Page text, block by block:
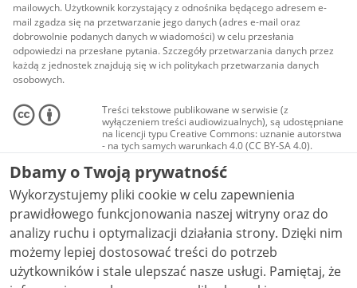
mailowych. Użytkownik korzystający z odnośnika będącego adresem e-
mail zgadza się na przetwarzanie jego danych (adres e-mail oraz
dobrowolnie podanych danych w wiadomości) w celu przesłania
odpowiedzi na przesłane pytania. Szczegóły przetwarzania danych przez
każdą z jednostek znajdują się w ich politykach przetwarzania danych
osobowych.
Treści tekstowe publikowane w serwisie (z
wyłączeniem treści audiowizualnych), są udostępniane
na licencji typu Creative Commons: uznanie autorstwa
- na tych samych warunkach 4.0 (CC BY-SA 4.0).
Materiały audiowizualne, w tym zdjęcia, materiały
audio i wideo, są udostępniane na licencji typu
Creative Commons: uznanie autorstwa użycie
niekomercyjne - bez utworów zależnych 4.0 (CC BY-
NC-ND 4.0), o ile nie jest to stwierdzone inaczej.
Dbamy o Twoją prywatność
Wykorzystujemy pliki cookie w celu zapewnienia
prawidłowego funkcjonowania naszej witryny oraz do
analizy ruchu i optymalizacji działania strony. Dzięki nim
możemy lepiej dostosować treści do potrzeb
użytkowników i stale ulepszać nasze usługi. Pamiętaj, że